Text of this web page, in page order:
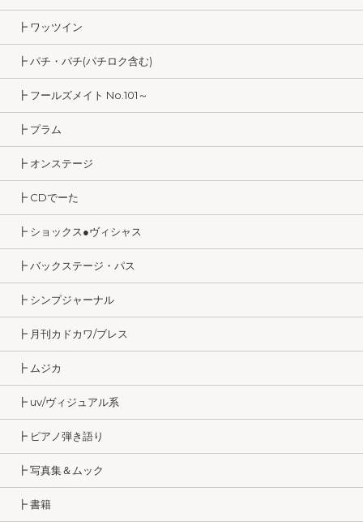
┣ ワッツイン
┣ パチ・パチ(パチロク含む)
┣ フールズメイト No.101～
┣ プラム
┣ オンステージ
┣ CDでーた
┣ ショックス●ヴィシャス
┣ バックステージ・パス
┣ シンプジャーナル
┣ 月刊カドカワ/ブレス
┣ ムジカ
┣ uv/ヴィジュアル系
┣ ピアノ弾き語り
┣ 写真集＆ムック
┣ 書籍